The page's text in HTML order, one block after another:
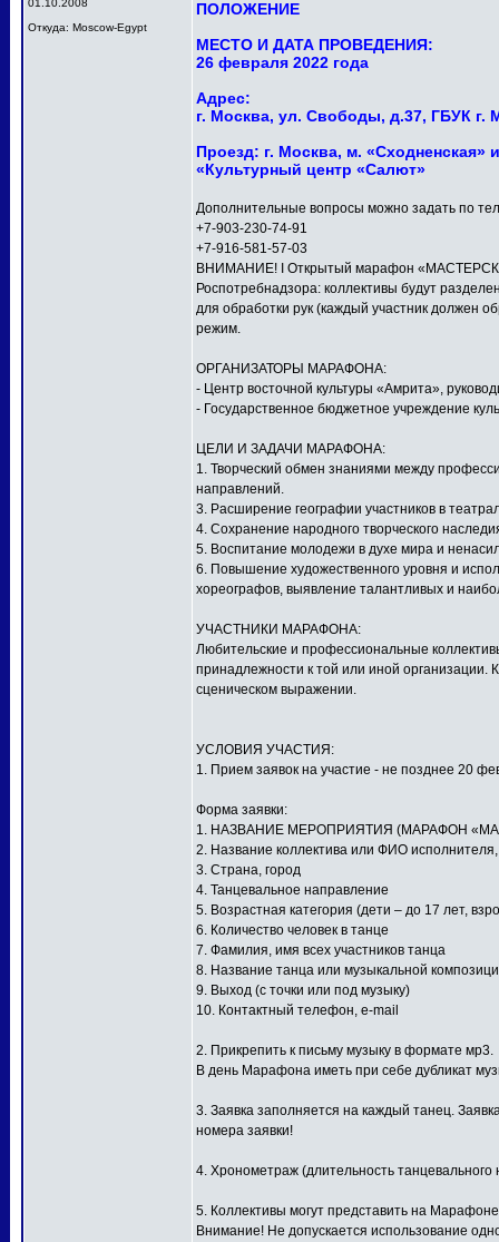
01.10.2008
Откуда: Moscow-Egypt
ПОЛОЖЕНИЕ
МЕСТО И ДАТА ПРОВЕДЕНИЯ:
26 февраля 2022 года
Адрес:
г. Москва, ул. Свободы, д.37, ГБУК
Проезд: г. Москва, м. «Сходненская»
«Культурный центр «Салют»
Дополнительные вопросы можно задать по
+7-903-230-74-91
+7-916-581-57-03
ВНИМАНИЕ! I Открытый марафон
Роспотребнадзора: коллективы будут
для обработки рук (каждый участник должен
режим.
ОРГАНИЗАТОРЫ МАРАФОНА:
- Центр восточной культуры «Амрита»,
- Государственное бюджетное учреждение
ЦЕЛИ И ЗАДАЧИ МАРАФОНА:
1. Творческий обмен знаниями между
направлений.
3. Расширение географии участников в
4. Сохранение народного творческого
5. Воспитание молодежи в духе мира и
6. Повышение художественного уровня и
хореографов, выявление талантливых и
УЧАСТНИКИ МАРАФОНА:
Любительские и профессиональные
принадлежности к той или иной организации.
сценическом выражении.
УСЛОВИЯ УЧАСТИЯ:
1. Прием заявок на участие - не позднее 20
Форма заявки:
1. НАЗВАНИЕ МЕРОПРИЯТИЯ (МАРАФОН
2. Название коллектива или ФИО
3. Страна, город
4. Танцевальное направление
5. Возрастная категория (дети – до 17 лет,
6. Количество человек в танце
7. Фамилия, имя всех участников танца
8. Название танца или музыкальной
9. Выход (с точки или под музыку)
10. Контактный телефон, e-mail
2. Прикрепить к письму музыку в формате мр3.
В день Марафона иметь при себе дубликат
3. Заявка заполняется на каждый танец.
номера заявки!
4. Хронометраж (длительность танцевального
5. Коллективы могут представить на
Внимание! Не допускается использование